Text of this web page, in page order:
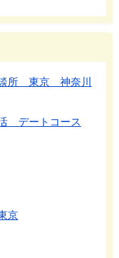
所 東京 神奈川
デートコース
京